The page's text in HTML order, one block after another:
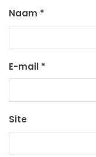
Naam *
E-mail *
Site